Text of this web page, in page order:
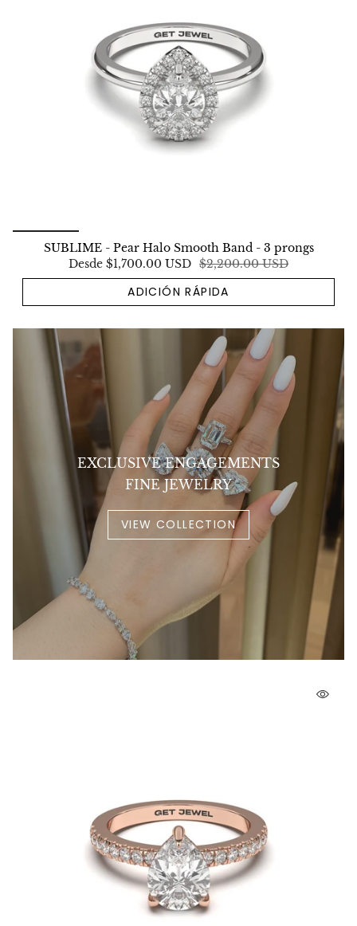
SUBLIME - Pear Halo Smooth Band - 3 prongs
Desde $1,700.00 USD $2,200.00 USD
ADICIÓN RÁPIDA
EXCLUSIVE ENGAGEMENTS
FINE JEWELRY
VIEW COLLECTION